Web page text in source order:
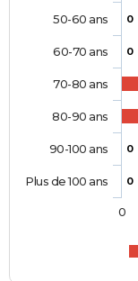
0
0
0
0
50-60 ans
60-70 ans
70-80 ans
80-90 ans
90-100 ans
Plus de 100 ans
0